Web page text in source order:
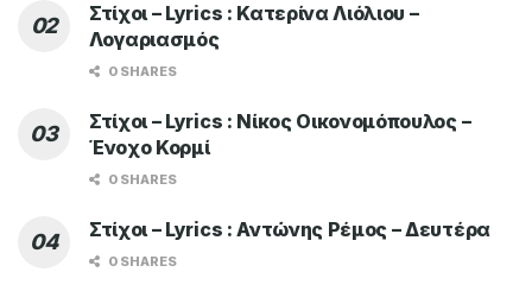
Στίχοι – Lyrics : Κατερίνα Λιόλιου –
Λογαριασμός
0 SHARES
Στίχοι – Lyrics : Νίκος Οικονομόπουλος –
Ένοχο Κορμί
0 SHARES
Στίχοι – Lyrics : Αντώνης Ρέμος – Δευτέρα
0 SHARES